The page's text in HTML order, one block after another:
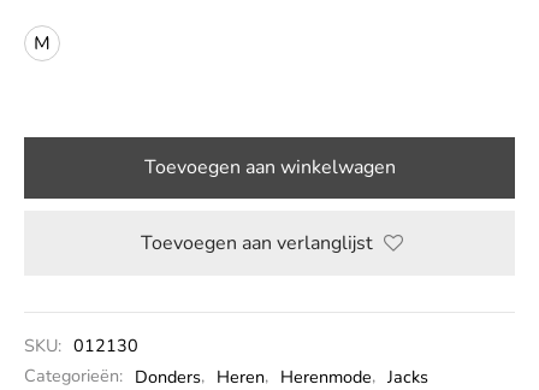
M
Toevoegen aan winkelwagen
Toevoegen aan verlanglijst
SKU: 012130
Categorieën: Donders, Heren, Herenmode, Jacks